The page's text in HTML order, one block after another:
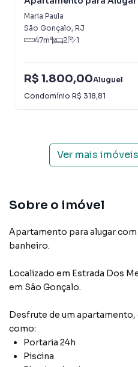
Maria Paula
São Gonçalo, RJ
47m² 2 1
R$ 1.800,00Aluguel
Condomínio R$ 318,81
Ver mais
Sobre o imóvel
Apartamento para alugar com
banheiro.
Localizado em Estrada Dos
em São Gonçalo.
Desfrute de um apartamento
como:
Portaria 24h
Piscina